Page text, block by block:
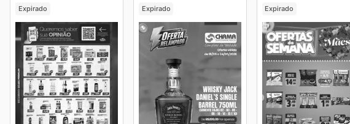
Expirado Expirado Expirado